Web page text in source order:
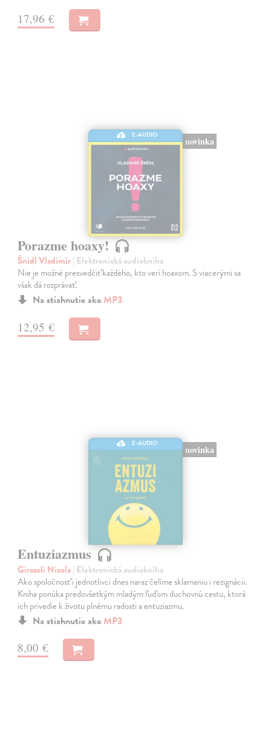
17,96 €
E-AUDIO
novinka
Porazme hoaxy!
Šnídl Vladimír| Elektronická audiokniha
Nie je možné presvedčiť každého, kto verí hoaxom. S viacerými sa
však dá rozprávať.
Na stiahnutie ako MP3
12,95 €
E-AUDIO
novinka
Entuziazmus
Girasoli Nicola| Elektronická audiokniha
Ako spoločnosť i jednotlivci dnes naraz čelíme sklamaniu i rezignácii.
Kniha ponúka predovšetkým mladým ľuďom duchovnú cestu, ktorá
ich privedie k životu plnému radosti a entuziazmu.
Na stiahnutie ako MP3
8,00 €